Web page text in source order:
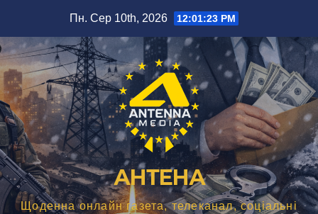
вмісту
Пн. Сер 10th, 2026 12:01:24 PM
АНТЕНА
Щоденна онлайн газета, телеканал, соціальні